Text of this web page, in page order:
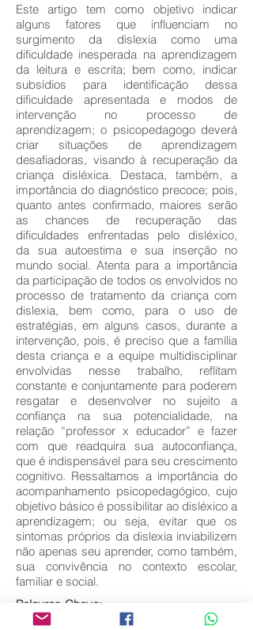
Este artigo tem como objetivo indicar
alguns fatores que influenciam no
surgimento da dislexia como uma
dificuldade inesperada na aprendizagem
da leitura e escrita; bem como, indicar
subsídios para identificação dessa
dificuldade apresentada e modos de
intervenção no processo de
aprendizagem; o psicopedagogo deverá
criar situações de aprendizagem
desafiadoras, visando à recuperação da
criança disléxica. Destaca, também, a
importância do diagnóstico precoce; pois,
quanto antes confirmado, maiores serão
as chances de recuperação das
dificuldades enfrentadas pelo disléxico,
da sua autoestima e sua inserção no
mundo social. Atenta para a importância
da participação de todos os envolvidos no
processo de tratamento da criança com
dislexia, bem como, para o uso de
estratégias, em alguns casos, durante a
intervenção, pois, é preciso que a família
desta criança e a equipe multidisciplinar
envolvidas nesse trabalho, reflitam
constante e conjuntamente para poderem
resgatar e desenvolver no sujeito a
confiança na sua potencialidade, na
relação “professor x educador” e fazer
com que readquira sua autoconfiança,
que é indispensável para seu crescimento
cognitivo. Ressaltamos a importância do
acompanhamento psicopedagógico, cujo
objetivo básico é possibilitar ao disléxico a
aprendizagem; ou seja, evitar que os
sintomas próprios da dislexia inviabilizem
não apenas seu aprender, como também,
sua convivência no contexto escolar,
familiar e social.
Palavras-Chave: